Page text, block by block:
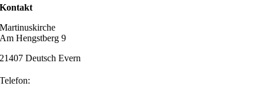
Kontakt
Martinuskirche
Am Hengstberg 9
21407 Deutsch Evern
Telefon: